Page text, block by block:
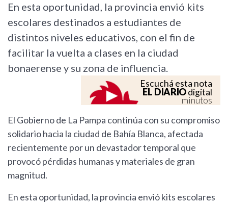
En esta oportunidad, la provincia envió kits
escolares destinados a estudiantes de
distintos niveles educativos, con el fin de
facilitar la vuelta a clases en la ciudad
bonaerense y su zona de influencia.
Escuchá esta nota
EL DIARIOdigital
minutos
El Gobierno de La Pampa continúa con su compromiso
solidario hacia la ciudad de Bahía Blanca, afectada
recientemente por un devastador temporal que
provocó pérdidas humanas y materiales de gran
magnitud.
En esta oportunidad, la provincia envió kits escolares